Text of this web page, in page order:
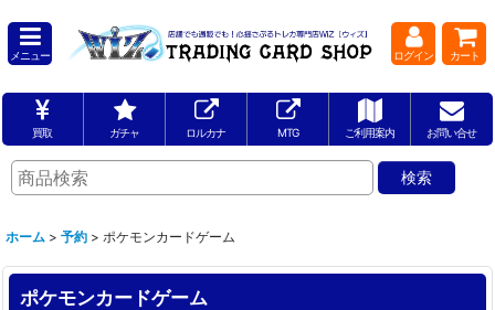
メニュー ログイン カート
買取 ガチャ ロルカナ MTG ご利用案内 お問い合せ
ホーム > 予約 > ポケモンカードゲーム
ポケモンカードゲーム